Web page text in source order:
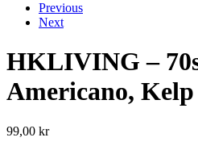
Previous
Next
HKLIVING –
Americano, Kelp
99,00 kr